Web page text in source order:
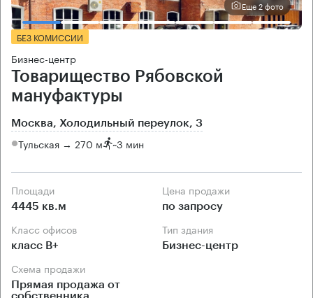
Еще 2 фото
БЕЗ КОМИССИИ
Бизнес-центр
Товарищество Рябовской
мануфактуры
Москва, Холодильный переулок, 3
Тульская → 270 м ~3 мин
Площади
4445 кв.м
Цена продажи
по запросу
Класс офисов
класс B+
Тип здания
Бизнес-центр
Схема продажи
Прямая продажа от